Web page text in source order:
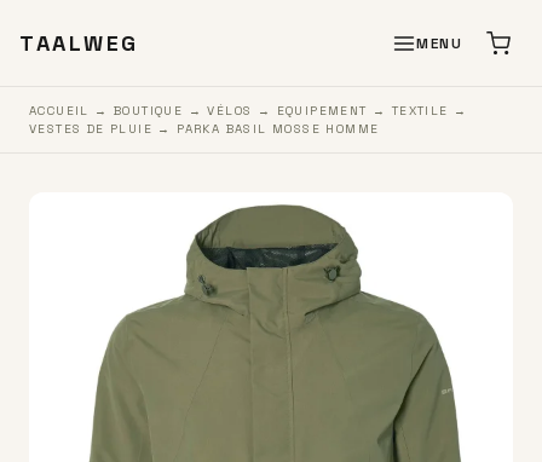
TAALWEG MENU
ACCUEIL →BOUTIQUE →VÉLOS → EQUIPEMENT → TEXTILE
→
VESTES DE PLUIE → PARKA BASIL MOSSE HOMME